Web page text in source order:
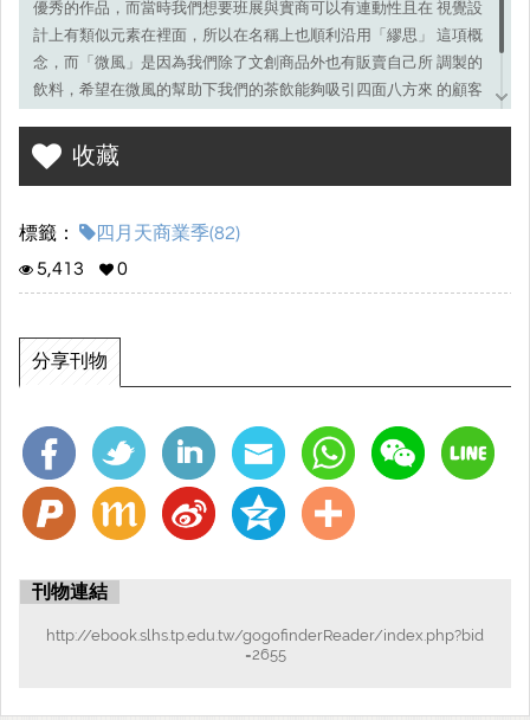
優秀的作品，⽽當時我們想要班展與實商可以有連動性且在 視覺設
計上有類似元素在裡⾯，所以在名稱上也順利沿⽤「繆思」 這項概
念，⽽「微⾵」是因為我們除了⽂創商品外也有販賣⾃⼰所 調製的
飲料，希望在微⾵的幫助下我們的茶飲能夠吸引四⾯⼋⽅來 的顧客
⽣。
收藏
標籤：
四月天商業季(82)
5,413
0
分享刊物
刊物連結
http://ebook.slhs.tp.edu.tw/gogofinderReader/index.php?bid
=2655